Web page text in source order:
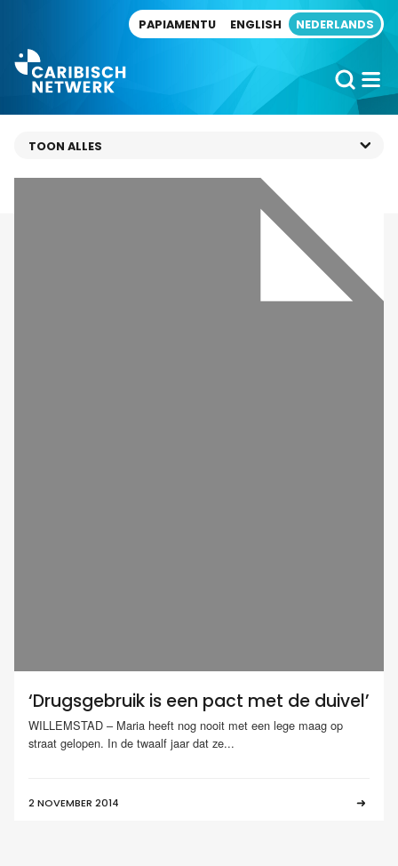
PAPIAMENTU ENGLISH NEDERLANDS
‘Drugsgebruik is een pact met de duivel’
WILLEMSTAD – Maria heeft nog nooit met een lege maag op
straat gelopen. In de twaalf jaar dat ze...
2 NOVEMBER 2014